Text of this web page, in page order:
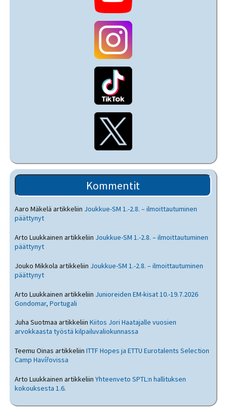
Kommentit
Aaro Mäkelä artikkeliin Joukkue-SM 1.-2.8. – ilmoittautuminen
päättynyt
Arto Luukkainen artikkeliin Joukkue-SM 1.-2.8. – ilmoittautuminen
päättynyt
Jouko Mikkola artikkeliin Joukkue-SM 1.-2.8. – ilmoittautuminen
päättynyt
Arto Luukkainen artikkeliin Junioreiden EM-kisat 10.-19.7.2026
Gondomar, Portugali
Juha Suotmaa artikkeliinKiitos Jori Haatajalle vuosien
arvokkaasta työstä kilpailuvaliokunnassa
Teemu Oinas artikkeliinITTF Hopes ja ETTU Eurotalents Selection
Camp Havířovissa
Arto Luukkainen artikkeliinYhteenveto SPTL:n hallituksen
kokouksesta 1.6.